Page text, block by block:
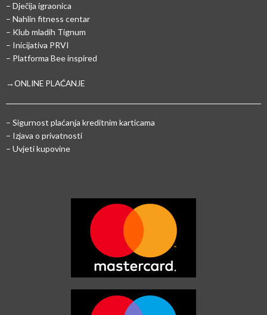
– Dječija igraonica
– Nahlin fitness centar
– Klub mladih Tignum
– Inicijativa PRVI
– Platforma Bee inspired
→ONLINE PLAĆANJE
– Sigurnost plaćanja kreditnim karticama
– Izjava o privatnosti
– Uvjeti kupovine